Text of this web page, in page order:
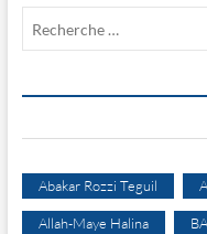
Abakar Rozzi Teguil
Allah-Maye Halina